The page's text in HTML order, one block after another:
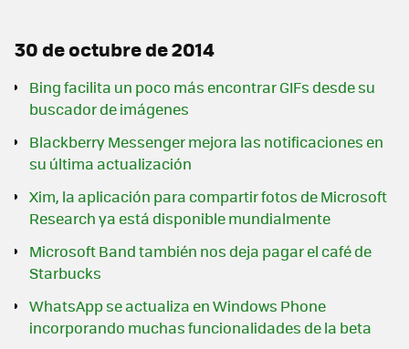
30 de octubre de 2014
Bing facilita un poco más encontrar GIFs desde su
buscador de imágenes
Blackberry Messenger mejora las notificaciones en
su última actualización
Xim, la aplicación para compartir fotos de Microsoft
Research ya está disponible mundialmente
Microsoft Band también nos deja pagar el café de
Starbucks
WhatsApp se actualiza en Windows Phone
incorporando muchas funcionalidades de la beta